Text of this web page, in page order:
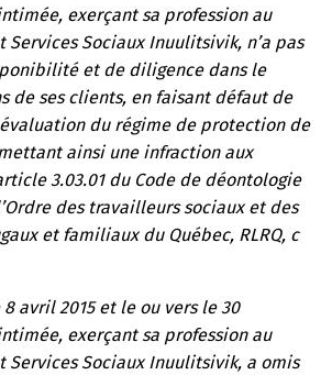
exerçant sa profession au
Services Sociaux Inuulitsivik, n’a pas
et de diligence dans le
de ses clients, en faisant défaut de
du régime de protection de
ainsi une infraction aux
3.03.01 du Code de déontologie
des travailleurs sociaux et des
et familiaux du Québec, RLRQ, c
avril 2015 et le ou vers le 30
exerçant sa profession au
Services Sociaux Inuulitsivik, a omis